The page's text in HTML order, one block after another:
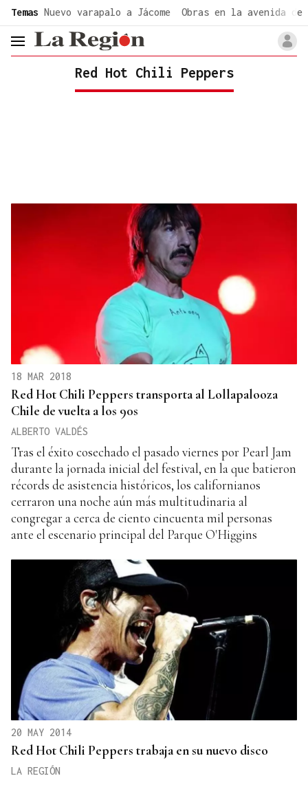
Temas Nuevo varapalo a Jácome Obras en la avenida de
header.menu.open
Red Hot Chili Peppers
18 MAR 2018
Red Hot Chili Peppers transporta al Lollapalooza
Chile de vuelta a los 90s
ALBERTO VALDÉS
Tras el éxito cosechado el pasado viernes por Pearl Jam
durante la jornada inicial del festival, en la que batieron
récords de asistencia históricos, los californianos
cerraron una noche aún más multitudinaria al
congregar a cerca de ciento cincuenta mil personas
ante el escenario principal del Parque O'Higgins
20 MAY 2014
Red Hot Chili Peppers trabaja en su nuevo disco
LA REGIÓN